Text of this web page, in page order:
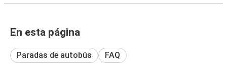
En esta página
Paradas de autobús FAQ